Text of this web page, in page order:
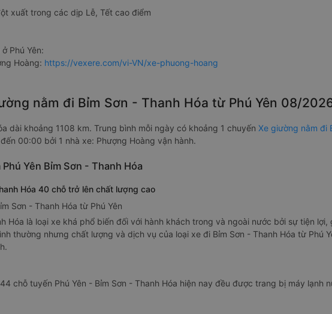
xuất trong các dịp Lễ, Tết cao điểm
Phú Yên:
Hoàng: https://vexere.com/vi-VN/xe-phuong-hoang
nằm đi Bỉm Sơn - Thanh Hóa từ Phú Yên 08/
dài khoảng 1108 km. Trung bình mỗi ngày có khoảng 1 chuyến Xe giường nằm đi
00:00 bởi 1 nhà xe: Phượng Hoàng vận hành.
Yên Bỉm Sơn - Thanh Hóa
Hóa 40 chỗ trở lên chất lượng cao
Sơn - Thanh Hóa từ Phú Yên
Hóa là loại xe khá phổ biến đối với hành khách trong và ngoài nước bởi sự tiện lợi,
thường nhưng chất lượng và dịch vụ của loại xe đi Bỉm Sơn - Thanh Hóa từ Phú
chỗ tuyến Phú Yên - Bỉm Sơn - Thanh Hóa hiện nay đều được trang bị máy lạnh